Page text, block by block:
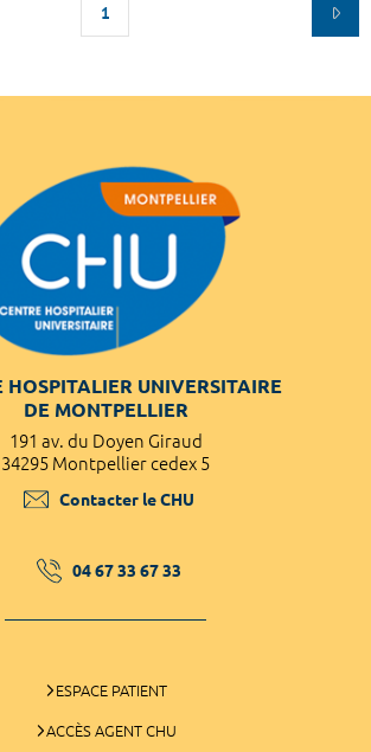
1
HOSPITALIER UNIVERSITAIRE
DE MONTPELLIER
191 av. du Doyen Giraud
34295 Montpellier cedex 5
Contacter le CHU
04 67 33 67 33
ESPACE PATIENT
ACCÈS AGENT CHU